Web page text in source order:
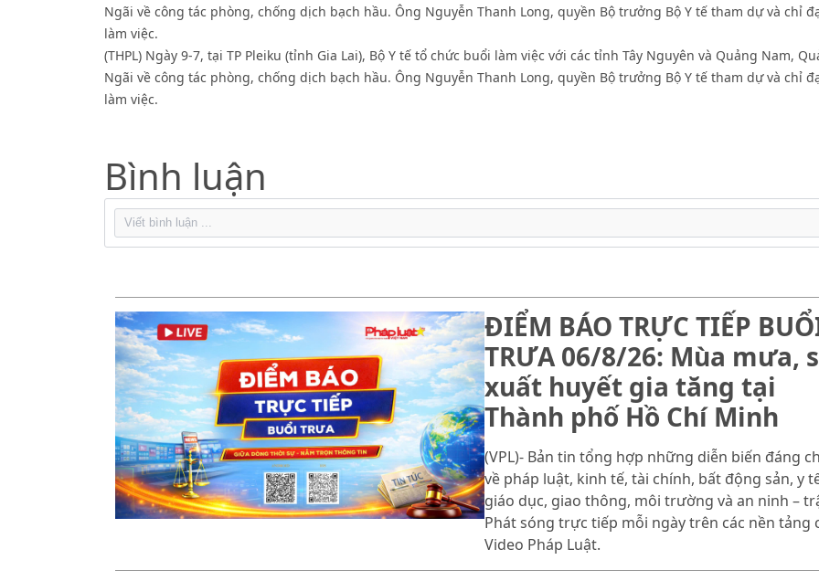
Ngãi về công tác phòng, chống dịch bạch hầu. Ông Nguyễn Thanh Long, quyền Bộ trưởng Bộ Y tế tham dự và chỉ
làm việc.
(THPL) Ngày 9-7, tại TP Pleiku (tỉnh Gia Lai), Bộ Y tế tổ chức buổi làm việc với các tỉnh Tây Nguyên và Quảng Nam,
Ngãi về công tác phòng, chống dịch bạch hầu. Ông Nguyễn Thanh Long, quyền Bộ trưởng Bộ Y tế tham dự và chỉ
làm việc.
Bình luận
ĐIỂM BÁO TRỰC TIẾP
TRƯA 06/8/26: Mùa mưa,
xuất huyết gia tăng tại
Thành phố Hồ Chí Minh
(VPL)- Bản tin tổng hợp những diễn biến đáng
về pháp luật, kinh tế, tài chính, bất động sản, y
giáo dục, giao thông, môi trường và an ninh –
Phát sóng trực tiếp mỗi ngày trên các nền tảng
Video Pháp Luật.